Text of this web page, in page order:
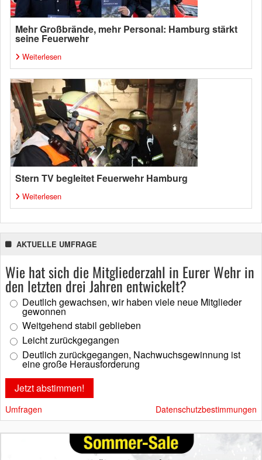
Mehr Großbrände, mehr Personal: Hamburg stärkt
seine Feuerwehr
Weiterlesen
Stern TV begleitet Feuerwehr Hamburg
Weiterlesen
AKTUELLE UMFRAGE
Wie hat sich die Mitgliederzahl in Eurer Wehr in
den letzten drei Jahren entwickelt?
Deutlich gewachsen, wir haben viele neue Mitglieder
gewonnen
Weitgehend stabil geblieben
Leicht zurückgegangen
Deutlich zurückgegangen, Nachwuchsgewinnung ist
eine große Herausforderung
Umfragen Datenschutzbestimmungen